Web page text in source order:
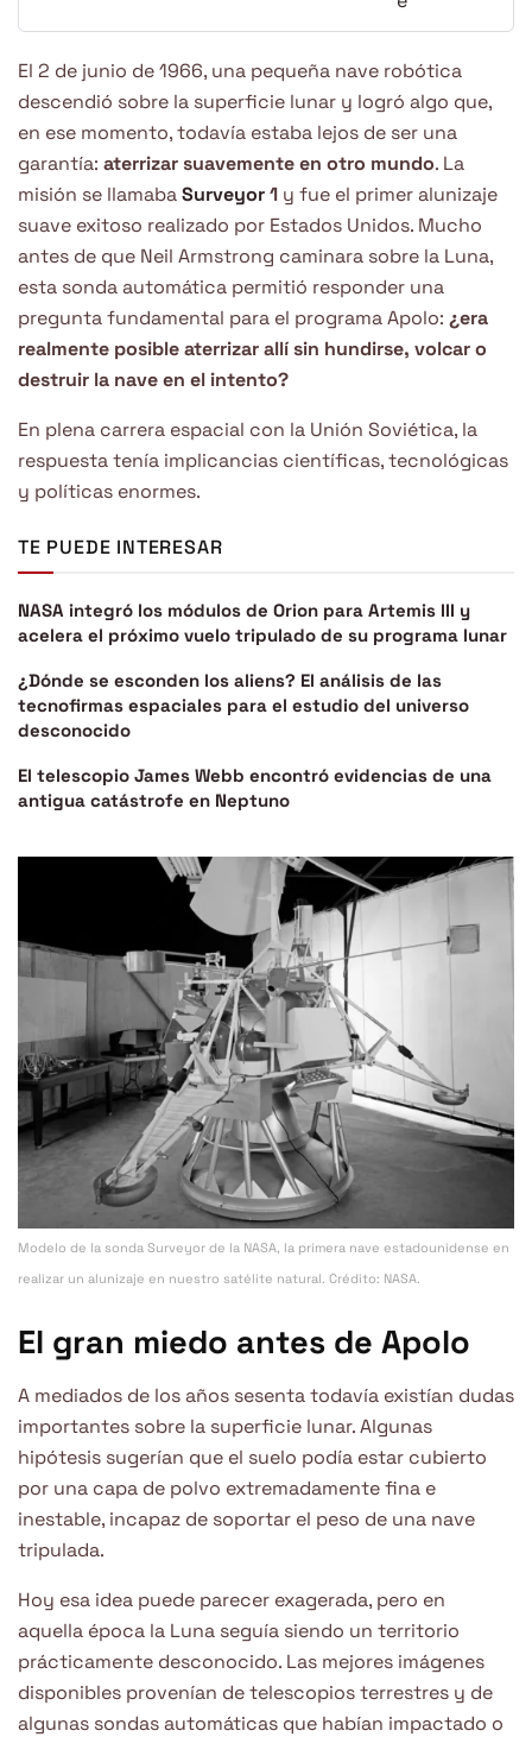
El 2 de junio de 1966, una pequeña nave robótica
descendió sobre la superficie lunar y logró algo que,
en ese momento, todavía estaba lejos de ser una
garantía: aterrizar suavemente en otro mundo. La
misión se llamabaSurveyor1 y fue el primer alunizaje
suave exitoso realizado por Estados Unidos. Mucho
antes de que Neil Armstrong caminara sobre la Luna,
esta sonda automática permitió responder una
pregunta fundamental para el programa Apolo: ¿era
realmente posible aterrizar allí sin hundirse, volcar o
destruir la nave en el intento?
En plena carrera espacial con la Unión Soviética, la
respuesta tenía implicancias científicas, tecnológicas
y políticas enormes.
TE PUEDE INTERESAR
NASA integró los módulos de Orion para Artemis III y
acelera el próximo vuelo tripulado de su programa lunar
¿Dónde se esconden los aliens? El análisis de las
tecnofirmas espaciales para el estudio del universo
desconocido
El telescopio James Webb encontró evidencias de una
antigua catástrofe en Neptuno
Modelo de la sonda Surveyor de la NASA, la primera nave estadounidense en
realizar un alunizaje en nuestro satélite natural. Crédito: NASA.
El gran miedo antes de Apolo
A mediados de los años sesenta todavía existían dudas
importantes sobre la superficie lunar. Algunas
hipótesis sugerían que el suelo podía estar cubierto
por una capa de polvo extremadamente fina e
inestable, incapaz de soportar el peso de una nave
tripulada.
Hoy esa idea puede parecer exagerada, pero en
aquella época la Luna seguía siendo un territorio
prácticamente desconocido. Las mejores imágenes
disponibles provenían de telescopios terrestres y de
algunas sondas automáticas que habían impactado o